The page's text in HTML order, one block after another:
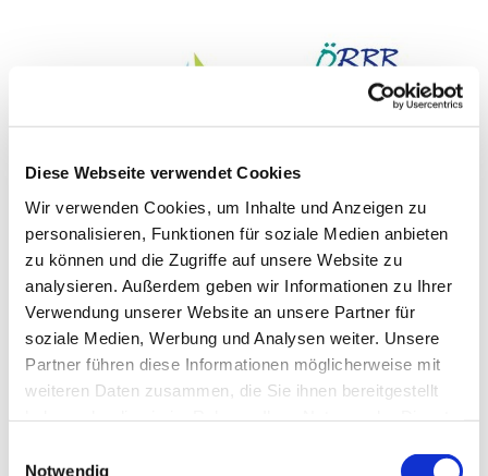
Diese Webseite verwendet Cookies
Wir verwenden Cookies, um Inhalte und Anzeigen zu
personalisieren, Funktionen für soziale Medien anbieten
zu können und die Zugriffe auf unsere Website zu
analysieren. Außerdem geben wir Informationen zu Ihrer
Verwendung unserer Website an unsere Partner für
soziale Medien, Werbung und Analysen weiter. Unsere
Partner führen diese Informationen möglicherweise mit
weiteren Daten zusammen, die Sie ihnen bereitgestellt
Notwendig